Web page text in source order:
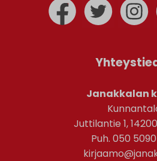
Janakkalan
Juttilantie 1,
Puh. 050